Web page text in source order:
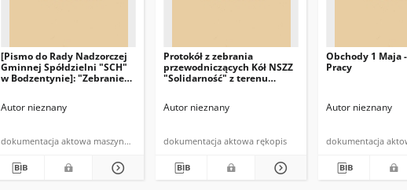
[Pismo do Rady Nadzorczej
Gminnej Spółdzielni "SCH"
w Bodzentynie]: "Zebranie
w dniu 19 czerwca 1981 roku
Autor nieznany
dokumentacja aktowa maszynopis
Protokół z zebrania
przewodniczących Kół NSZZ
"Solidarność" z terenu
Autor nieznany
dokumentacja aktowa rękopis
Obchody 1 Maja
Pracy
Autor nieznany